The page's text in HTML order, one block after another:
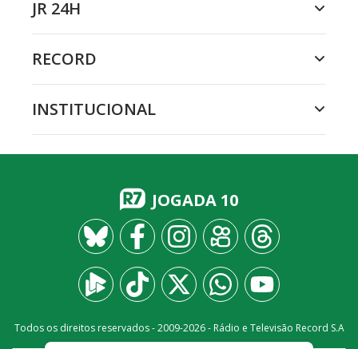
JR 24H
RECORD
INSTITUCIONAL
JOGADA 10
Todos os direitos reservados - 2009-2026- Rádio e Televisão Record S.A